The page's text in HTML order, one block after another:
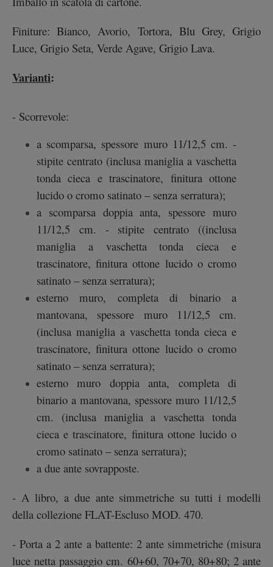
Finiture: Bianco, Avorio, Tortora, Blu Grey, Grigio
Luce, Grigio Seta, Verde Agave, Grigio Lava.
Varianti:
- Scorrevole:
a scomparsa, spessore muro 11/12,5 cm. -
stipite centrato (inclusa maniglia a vaschetta
tonda cieca e trascinatore, finitura ottone
lucido o cromo satinato – senza serratura);
a scomparsa doppia anta, spessore muro
11/12,5 cm. - stipite centrato ((inclusa
maniglia a vaschetta tonda cieca e
trascinatore, finitura ottone lucido o cromo
satinato – senza serratura);
esterno muro, completa di binario a
mantovana, spessore muro 11/12,5 cm.
(inclusa maniglia a vaschetta tonda cieca e
trascinatore, finitura ottone lucido o cromo
satinato – senza serratura);
esterno muro doppia anta, completa di
binario a mantovana, spessore muro 11/12,5
cm. (inclusa maniglia a vaschetta tonda
cieca e trascinatore, finitura ottone lucido o
cromo satinato – senza serratura);
a due ante sovrapposte.
- A libro, a due ante simmetriche su tutti i modelli
della collezione FLAT-Escluso MOD. 470.
- Porta a 2 ante a battente: 2 ante simmetriche (misura
luce netta passaggio cm. 60+60, 70+70, 80+80; 2 ante